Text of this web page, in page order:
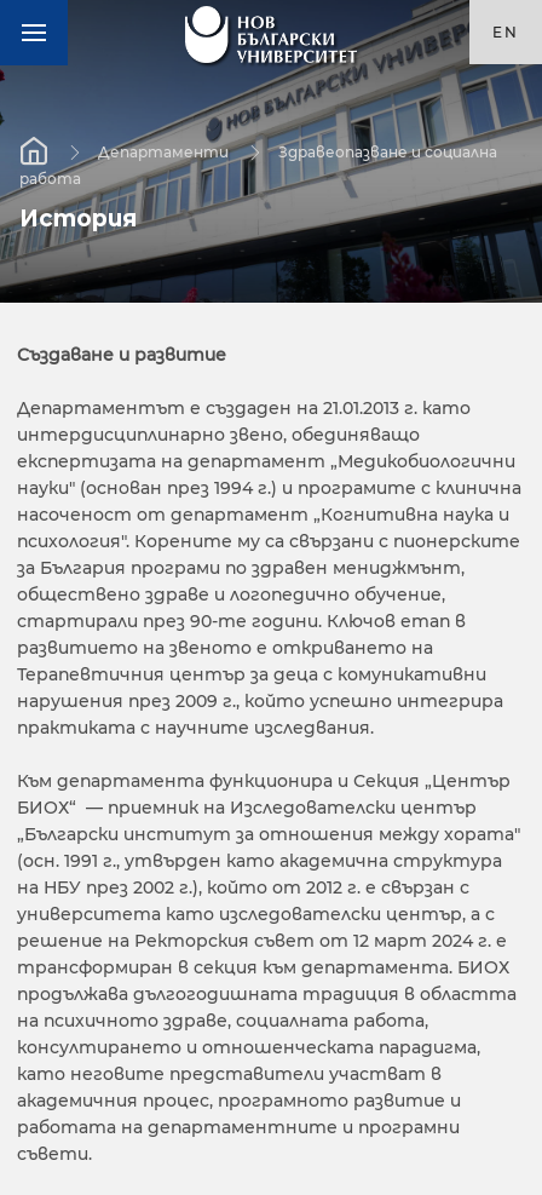
EN
Департаменти
Здравеопазване и социална
работа
История
Създаване и развитие
Департаментът е създаден на 21.01.2013 г. като
интердисциплинарно звено, обединяващо
експертизата на департамент „Медикобиологични
науки" (основан през 1994 г.) и програмите с клинична
насоченост от департамент „Когнитивна наука и
психология". Корените му са свързани с пионерските
за България програми по здравен мениджмънт,
обществено здраве и логопедично обучение,
стартирали през 90-те години. Ключов етап в
развитието на звеното е откриването на
Терапевтичния център за деца с комуникативни
нарушения през 2009 г., който успешно интегрира
практиката с научните изследвания.
Към департамента функционира и Секция „Център
БИОХ“ — приемник на Изследователски център
„Български институт за отношения между хората"
(осн. 1991 г., утвърден като академична структура
на НБУ през 2002 г.), който от 2012 г. е свързан с
университета като изследователски център, а с
решение на Ректорския съвет от 12 март 2024 г. е
трансформиран в секция към департамента. БИОХ
продължава дългогодишната традиция в областта
на психичното здраве, социалната работа,
консултирането и отношенческата парадигма,
като неговите представители участват в
академичния процес, програмното развитие и
работата на департаментните и програмни
съвети.